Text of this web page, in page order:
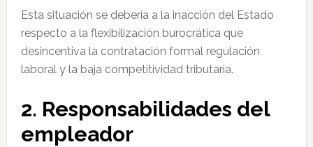
Esta situación se debería a la inacción del Estado
respecto a la flexibilización burocrática que
desincentiva la contratación formal regulación
laboral y la baja competitividad tributaria.
2. Responsabilidades del
empleador